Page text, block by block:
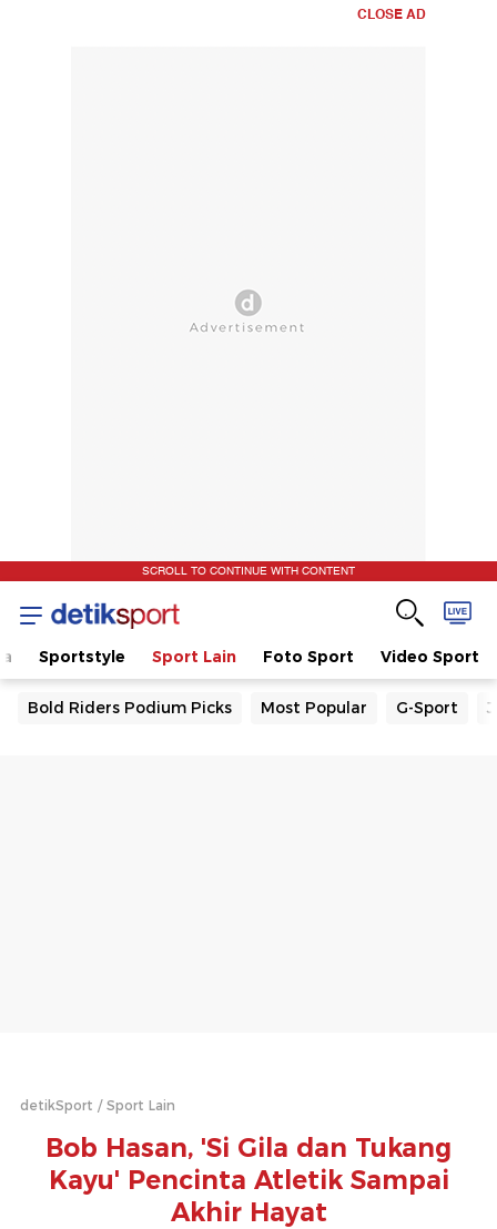
CLOSE AD
SCROLL TO CONTINUE WITH CONTENT
Sportstyle Sport Lain Foto Sport Video Sport
Bold Riders Podium Picks Most Popular G-Sport
detikSport Sport Lain
Bob Hasan, 'Si Gila dan Tukang
Kayu' Pencinta Atletik Sampai
Akhir Hayat